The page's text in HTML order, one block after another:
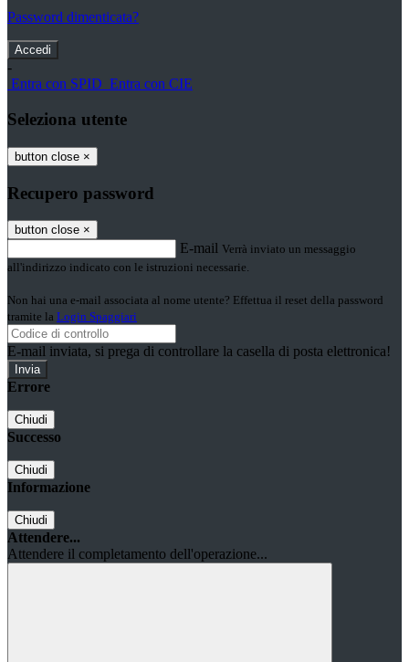
Password dimenticata?
-
Entra con SPID Entra con CIE
Seleziona utente
button close ×
Recupero password
button close ×
E-mail Verrà inviato un messaggio
all'indirizzo indicato con le istruzioni necessarie.
Non hai una e-mail associata al nome utente? Effettua il reset della password
tramite la Login Spaggiari
E-mail inviata, si prega di controllare la casella di posta elettronica!
Errore
Chiudi
Successo
Chiudi
Informazione
Chiudi
Attendere...
Attendere il completamento dell'operazione...